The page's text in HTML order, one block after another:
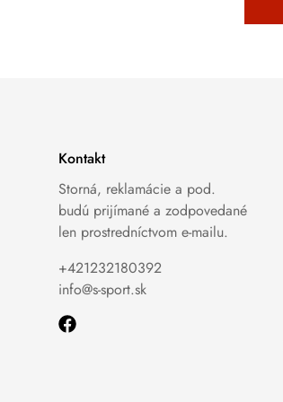
Kontakt
Storná, reklamácie a pod.
budú prijímané a zodpovedané
len prostredníctvom e-mailu.
+421232180392
info@s-sport.sk